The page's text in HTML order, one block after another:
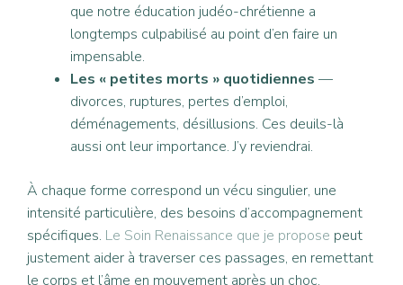
que notre éducation judéo-chrétienne a
longtemps culpabilisé au point d’en faire un
impensable.
Les « petites morts » quotidiennes —
divorces, ruptures, pertes d’emploi,
déménagements, désillusions. Ces deuils-là
aussi ont leur importance. J’y reviendrai.
À chaque forme correspond un vécu singulier, une
intensité particulière, des besoins d’accompagnement
spécifiques. Le Soin Renaissance que je propose peut
justement aider à traverser ces passages, en remettant
le corps et l’âme en mouvement après un choc.